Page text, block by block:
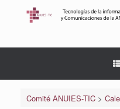
Comité ANUIES-TIC>